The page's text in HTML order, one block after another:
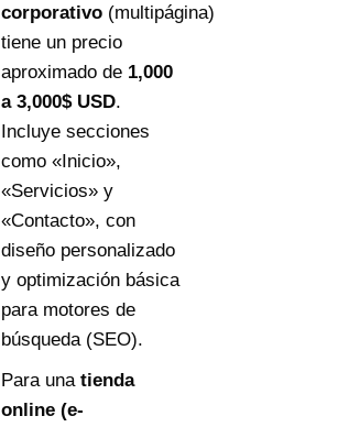
corporativo (multipágina)
tiene un precio
aproximado de 1,000
a 3,000$ USD.
Incluye secciones
como «Inicio»,
«Servicios» y
«Contacto», con
diseño personalizado
y optimización básica
para motores de
búsqueda (SEO).
Para una tienda
online (e-